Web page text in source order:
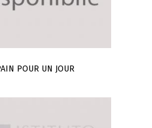
POUR UN JOUR